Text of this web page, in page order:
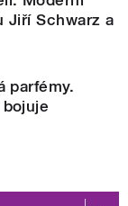
Jiří Schwarz a
parfémy.